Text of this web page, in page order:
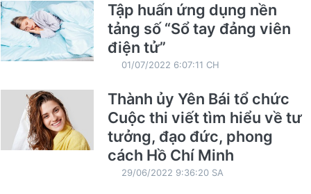
Tập huấn ứng dụng nền
tảng số “Sổ tay đảng viên
điện tử”
01/07/2022 6:07:11 CH
Thành ủy Yên Bái tổ chức
Cuộc thi viết tìm hiểu về tư
tưởng, đạo đức, phong
cách Hồ Chí Minh
29/06/2022 9:36:20 SA